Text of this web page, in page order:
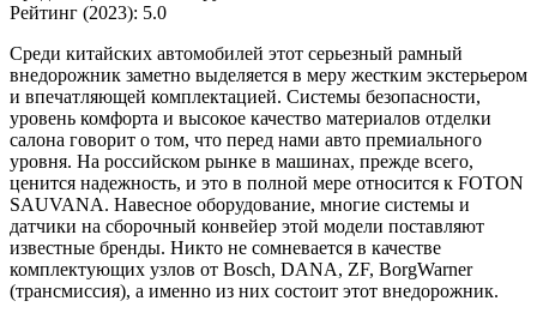
Рейтинг (2023): 5.0
Среди китайских автомобилей этот серьезный рамный
внедорожник заметно выделяется в меру жестким экстерьером
и впечатляющей комплектацией. Системы безопасности,
уровень комфорта и высокое качество материалов отделки
салона говорит о том, что перед нами авто премиального
уровня. На российском рынке в машинах, прежде всего,
ценится надежность, и это в полной мере относится к FOTON
SAUVANA. Навесное оборудование, многие системы и
датчики на сборочный конвейер этой модели поставляют
известные бренды. Никто не сомневается в качестве
комплектующих узлов от Bosch, DANA, ZF, BorgWarner
(трансмиссия), а именно из них состоит этот внедорожник.